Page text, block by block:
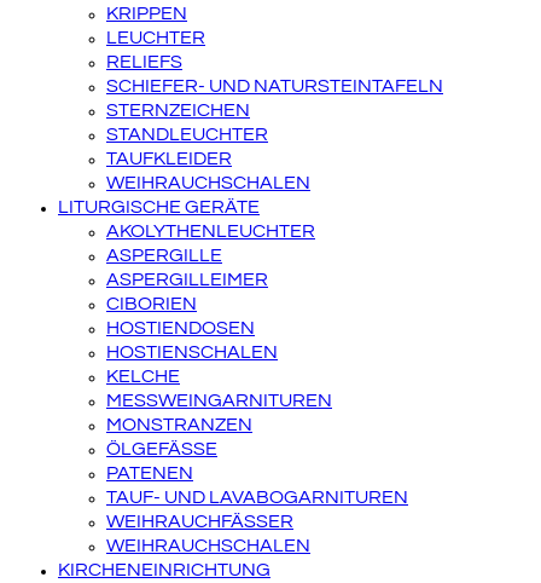
KRIPPEN
LEUCHTER
RELIEFS
SCHIEFER- UND NATURSTEINTAFELN
STERNZEICHEN
STANDLEUCHTER
TAUFKLEIDER
WEIHRAUCHSCHALEN
LITURGISCHE GERÄTE
AKOLYTHENLEUCHTER
ASPERGILLE
ASPERGILLEIMER
CIBORIEN
HOSTIENDOSEN
HOSTIENSCHALEN
KELCHE
MESSWEINGARNITUREN
MONSTRANZEN
ÖLGEFÄSSE
PATENEN
TAUF- UND LAVABOGARNITUREN
WEIHRAUCHFÄSSER
WEIHRAUCHSCHALEN
KIRCHENEINRICHTUNG